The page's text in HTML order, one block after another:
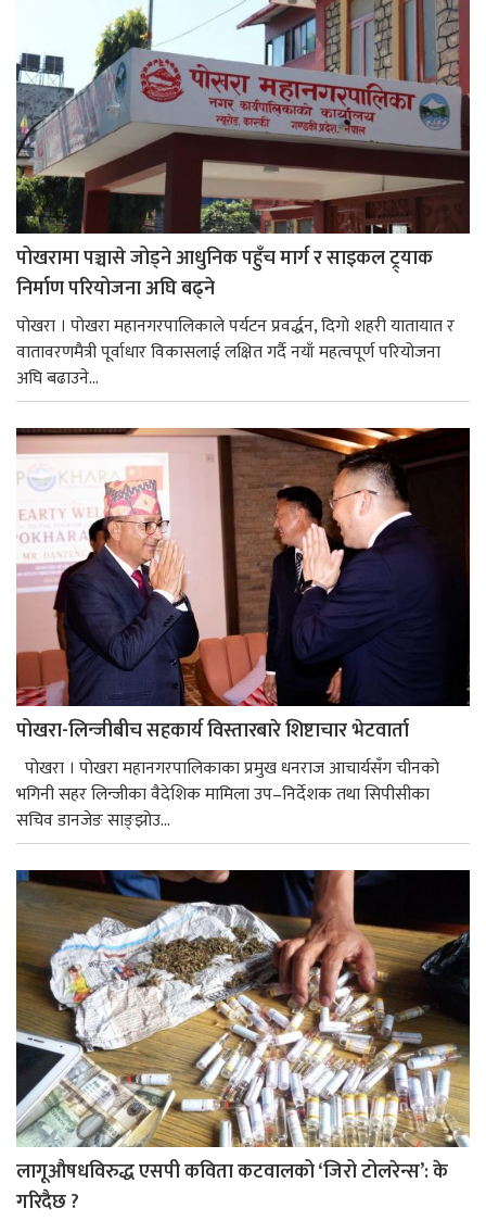
पोखरामा पञ्चासे जोड्ने आधुनिक पहुँच मार्ग र साइकल ट्र्याक
निर्माण परियोजना अघि बढ्ने
पोखरा । पोखरा महानगरपालिकाले पर्यटन प्रवर्द्धन, दिगो शहरी यातायात र
वातावरणमैत्री पूर्वाधार विकासलाई लक्षित गर्दै नयाँ महत्वपूर्ण परियोजना
अघि बढाउने...
पोखरा-लिन्जीबीच सहकार्य विस्तारबारे शिष्टाचार भेटवार्ता
पोखरा । पोखरा महानगरपालिकाका प्रमुख धनराज आचार्यसँग चीनको
भगिनी सहर लिन्जीका वैदेशिक मामिला उप–निर्देशक तथा सिपीसीका
सचिव डानजेङ साङ्झोउ...
लागूऔषधविरुद्ध एसपी कविता कटवालको ‘जिरो टोलरेन्स’: के
गरिदैछ ?